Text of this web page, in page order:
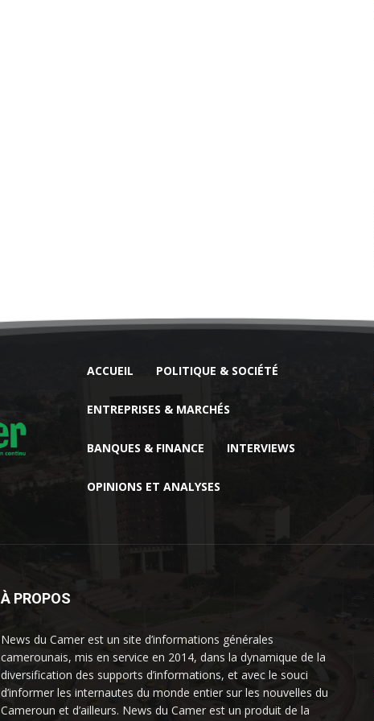
ACCUEIL POLITIQUE & SOCIÉTÉ
ENTREPRISES & MARCHÉS
BANQUES & FINANCE INTERVIEWS
OPINIONS ET ANALYSES
À PROPOS
News du Camer est un site d’informations générales
camerounais, mis en service en 2014, dans la dynamique de la
diversification des supports d’informations, et avec le souci
d’informer les internautes du monde entier sur les nouvelles du
Cameroun et d’ailleurs. News du Camer est un produit de la